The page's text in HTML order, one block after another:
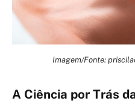
Imagem/Fonte:
A Ciência por Trás